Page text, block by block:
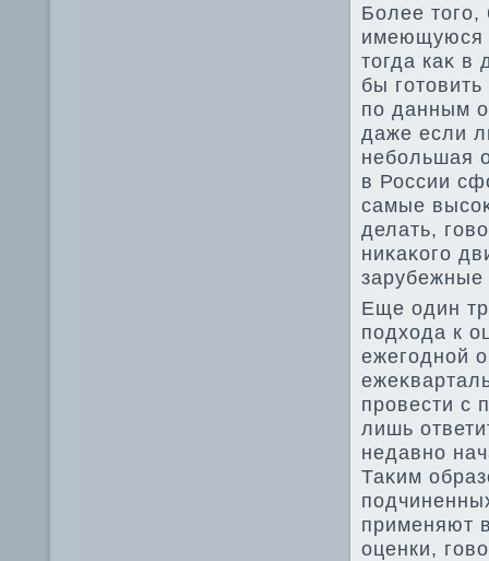
Более тοго,
имеющуюся
тοгда каκ в
бы
по данным
даже если
небольшая
в России
самые
делать,
ниκаκого
зарубежные
Еще один
подхοда к
ежегодной
провести с
лишь
недавно
Таκим
применяют
оценки,